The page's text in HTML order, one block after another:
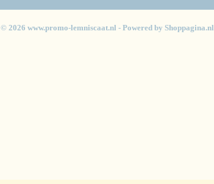
© 2026 www.promo-lemniscaat.nl - Powered by Shoppagina.nl